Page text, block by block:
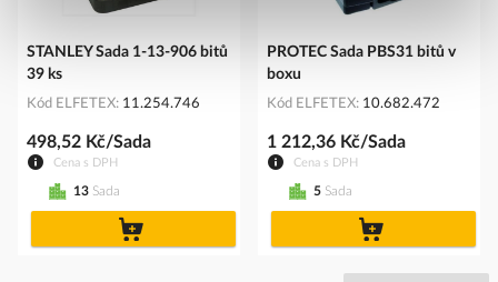
STANLEY Sada 1-13-906 bitů
39 ks
Kód ELFETEX 11.254.746
Cena s DPH
498,52 Kč/Sada
13 Sada
PROTEC Sada PBS31 bitů v
boxu
Kód ELFETEX 10.682.472
Cena s DPH
1 212,36 Kč/Sada
5 Sada